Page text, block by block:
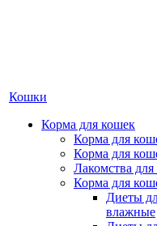
Кошки
Корма для кошек
Корма для
Корма для
Лакомства
Корма для
Диеты
влажные